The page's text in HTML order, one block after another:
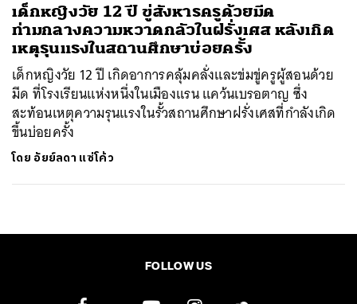
เด็กหญิงวัย 12 ปี ขู่สังหารครูด้วยมีด
ท่ามกลางความหวาดกลัวในฝรั่งเศส หลังเกิด
เหตุรุนแรงในสถานศึกษาบ่อยครั้ง
เด็กหญิงวัย 12 ปี เกิดอาการคลุ้มคลั่งและข่มขู่ครูผู้สอนด้วย
มีด ที่โรงเรียนแห่งหนึ่งในเมืองแรน แคว้นเบรอตาญ ซึ่ง
สะท้อนเหตุความรุนแรงในรั้วสถานศึกษาฝรั่งเศสที่กำลังเกิด
ขึ้นบ่อยครั้ง
โดย อัยย์ลดา แซ่โค้ว
FOLLOW US